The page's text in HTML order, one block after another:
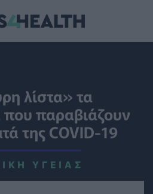
λίστα» τα
παραβιάζουν
της COVID-19
ΥΓΕΊΑΣ